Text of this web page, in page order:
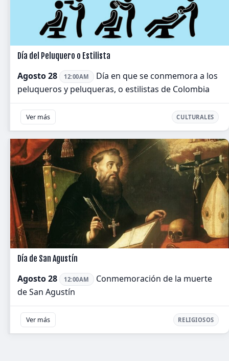
Día del Peluquero o Estilista
Agosto 28 12:00AM
Día en que se conmemora a los
peluqueros y peluqueras, o estilistas de Colombia
Ver más CULTURALES
Día de San Agustín
Agosto 28 12:00AM
Conmemoración de la muerte
de San Agustín
Ver más RELIGIOSOS